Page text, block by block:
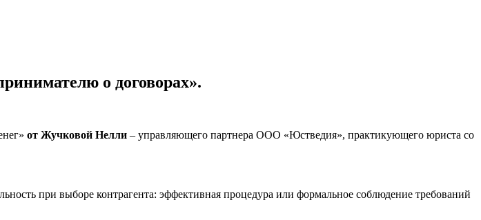
о договорах».
от Жучковой Нелли – управляющего партнера ООО «Юстведия», практикующего юриста со
при выборе контрагента: эффективная процедура или формальное соблюдение требований